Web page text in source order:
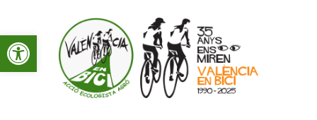
Obre la barra d'eines